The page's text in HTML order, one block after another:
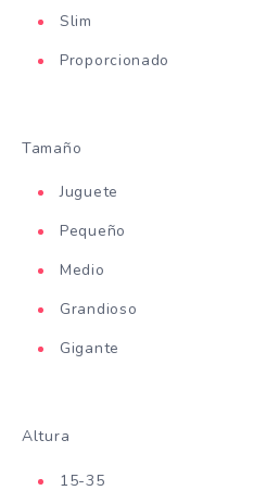
Slim
Proporcionado
Tamaño
Juguete
Pequeño
Medio
Grandioso
Gigante
Altura
15-35